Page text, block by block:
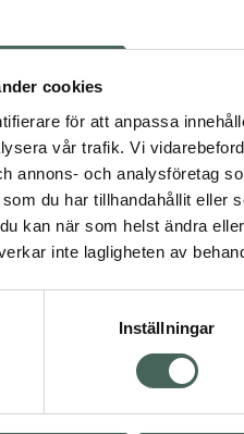
cookies
för att anpassa
vår trafik. Vi
annons- och analysföretag
du har tillhandahållit
kan när som helst ändra
inte lagligheten av
Inställningar
från Skåne i syd
på datorn.